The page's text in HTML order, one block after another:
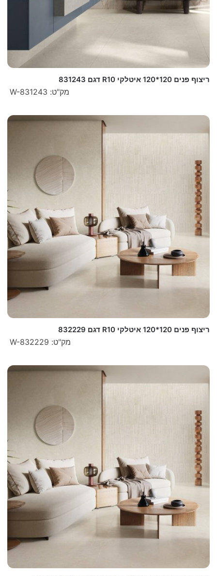
ריצוף פנים 120*120 איטלקי R10 דגם 831243
מק"ט: W-831243
ריצוף פנים 120*120 איטלקי R10 דגם 832229
מק"ט: W-832229